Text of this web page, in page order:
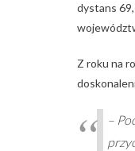
dystans
Z roku na
–